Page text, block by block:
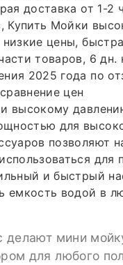
доставка от 1-2
Купить Мойки
цены,
товаров, 6 дн.
2025 года по
цен
высокому
для
позволяют
для
и быстрый
емкость водой в
мини
для любого